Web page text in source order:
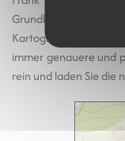
Grundkarte von
Kartografie -
immer genauere und
rein und laden Sie die